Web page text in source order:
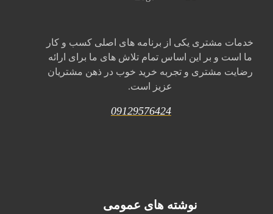
خدمات مشتری یکی از برنامه های اصلی کسب و کار
ما است و بر این اساس تمام تلاش های ما برای ارائه
رضایت مشتری و تجربه خرید خوب در ذهن مشتریان
عزیز است.
09129576424
نوشته های عمومی